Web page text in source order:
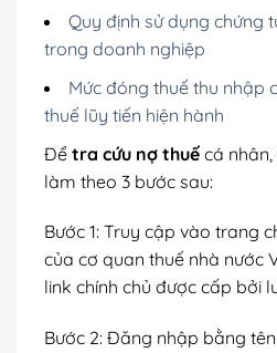
Quy định sử dụng chứng
trong doanh nghiệp
Mức đóng thuế thu nhập
thuế lũy tiến hiện hành
Để tra cứu nợ thuế cá
làm theo 3 bước sau:
Bước 1: Truy cập vào trang
của cơ quan thuế nhà nước
link chính chủ được cấp bởi
Bước 2: Đăng nhập bằng